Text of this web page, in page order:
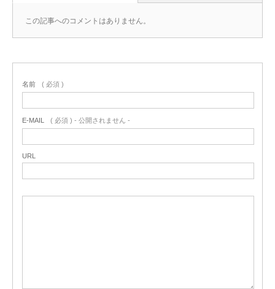
この記事へのコメントはありません。
名前 ( 必須 )
E-MAIL ( 必須 ) - 公開されません -
URL